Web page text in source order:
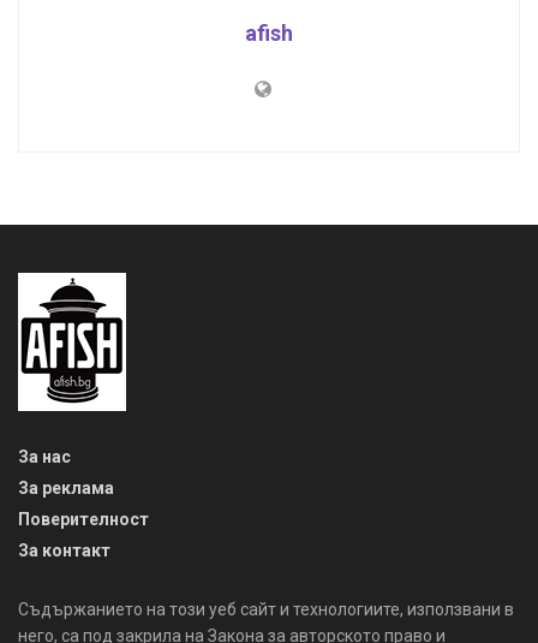
afish
За нас
За реклама
Поверителност
За контакт
Съдържанието на този уеб сайт и технологиите, използвани в
него, са под закрила на Закона за авторското право и